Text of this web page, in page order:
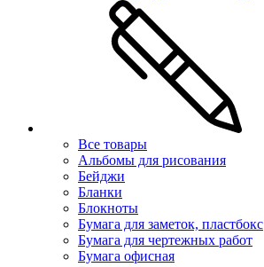
Все товары
Альбомы для рисования
Бейджи
Бланки
Блокноты
Бумага для заметок, пластбокс
Бумага для чертежных работ
Бумага офисная